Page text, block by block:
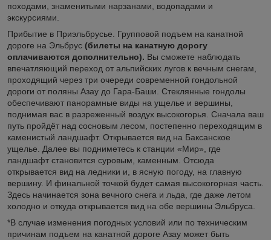
походами, знаменитыми нарзанами, водопадами и
экскурсиями.
Прибытие в Приэльбрусье. Групповой подъем на канатной
дороге на Эльбрус (билеты на канатную дорогу
оплачиваются дополнительно). Вы сможете наблюдать
впечатляющий переход от альпийских лугов к вечным снегам,
проходящий через три очереди современной гондольной
дороги от поляны Азау до Гара-Баши. Стеклянные гондолы
обеспечивают панорамные виды на ущелье и вершины,
поднимая вас в разреженный воздух высокогорья. Сначала ваш
путь пройдёт над сосновым лесом, постепенно переходящим в
каменистый ландшафт. Открывается вид на Баксанское
ущелье. Далее вы подниметесь к станции «Мир», где
ландшафт становится суровым, каменным. Отсюда
открывается вид на ледники и, в ясную погоду, на главную
вершину. И финальной точкой будет самая высокогорная часть.
Здесь начинается зона вечного снега и льда, где даже летом
холодно и откуда открывается вид на обе вершины Эльбруса.
*В случае изменения погодных условий или по техническим
причинам подъем на канатной дороге Азау может быть